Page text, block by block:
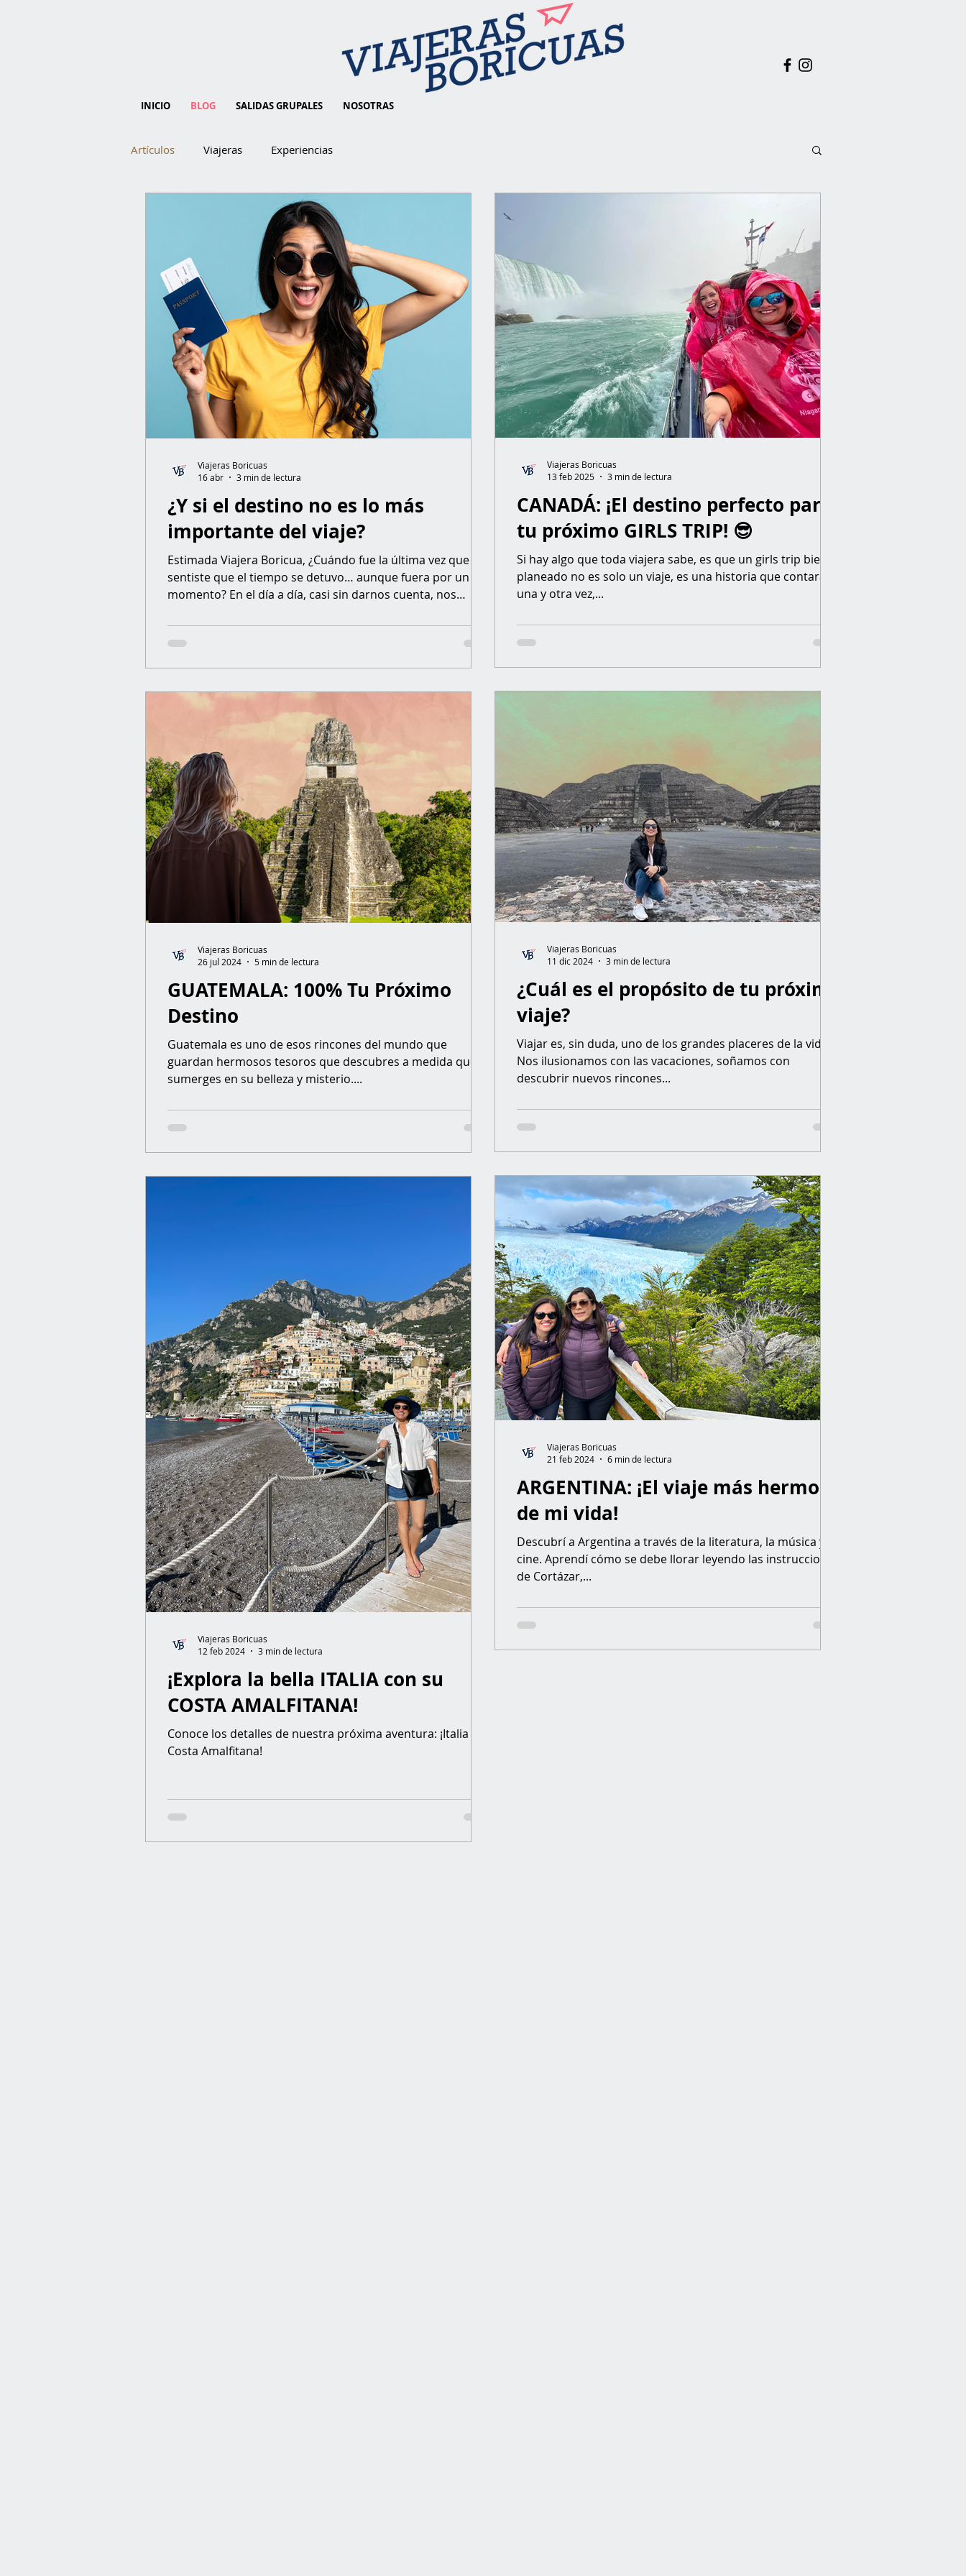
INICIO BLOG SALIDAS GRUPALES NOSOTRAS
Artículos Viajeras Experiencias
¿Y si el destino no es lo más
importante del viaje?
Estimada Viajera Boricua, ¿Cuándo fue la última vez que
sentiste que el tiempo se detuvo… aunque fuera por un
momento? En el día a día, casi sin darnos cuenta, nos
Incluso las noticias —y todo lo que consumimos— muchas
veces refuerzan esa sensación de distancia, de
otro lugar… empezamos a notar lo contrario. En
Viajeras Boricuas
16 abr
3 min de lectura
CANADÁ: ¡El destino perfecto para
tu próximo GIRLS TRIP! 😎
Si hay algo que toda viajera sabe, es que un girls trip bien
planeado no es solo un viaje, es una historia que contarás
una y otra vez,...
Viajeras Boricuas
13 feb 2025
3 min de lectura
¿Cuál es el propósito de tu próximo
viaje?
Viajar es, sin duda, uno de los grandes placeres de la vida.
Nos ilusionamos con las vacaciones, soñamos con
descubrir nuevos rincones...
Viajeras Boricuas
11 dic 2024
3 min de lectura
GUATEMALA: 100% Tu Próximo
Destino
Guatemala es uno de esos rincones del mundo que
guardan hermosos tesoros que descubres a medida que te
sumerges en su belleza y misterio....
Viajeras Boricuas
26 jul 2024
5 min de lectura
ARGENTINA: ¡El viaje más hermoso
de mi vida!
Descubrí a Argentina a través de la literatura, la música y el
cine. Aprendí cómo se debe llorar leyendo las instrucciones
de Cortázar,...
Viajeras Boricuas
21 feb 2024
6 min de lectura
¡Explora la bella ITALIA con su
COSTA AMALFITANA!
Conoce los detalles de nuestra próxima aventura: ¡Italia y la
Costa Amalfitana!
Viajeras Boricuas
12 feb 2024
3 min de lectura